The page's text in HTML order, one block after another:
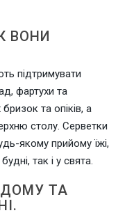
ВОНИ
підтримувати
фартухи та
та опіків, а
столу. Серветки
якому прийому їжі,
так і у свята.
ДОМУ ТА